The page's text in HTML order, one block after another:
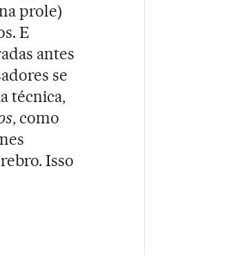
prole)
E
antes
se
técnica,
, como
Isso